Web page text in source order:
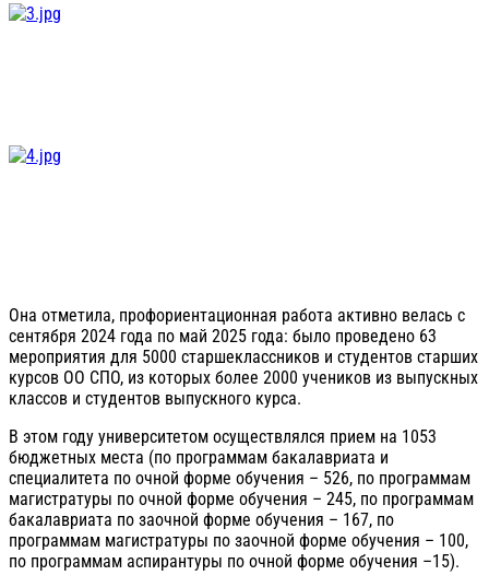
Она отметила, профориентационная работа активно велась с
сентября 2024 года по май 2025 года: было проведено 63
мероприятия для 5000 старшеклассников и студентов старших
курсов ОО СПО, из которых более 2000 учеников из выпускных
классов и студентов выпускного курса.
В этом году университетом осуществлялся прием на 1053
бюджетных места (по программам бакалавриата и
специалитета по очной форме обучения – 526, по программам
магистратуры по очной форме обучения – 245, по программам
бакалавриата по заочной форме обучения – 167, по
программам магистратуры по заочной форме обучения – 100,
по программам аспирантуры по очной форме обучения –15).